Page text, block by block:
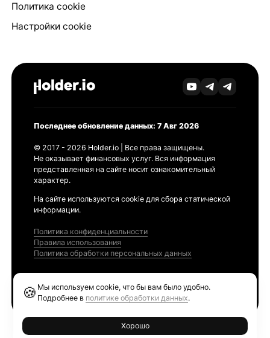
Политика cookie
Настройки cookie
Последнее обновление данных: 7 Авг 2026
© 2017 - 2026 Holder.io | Все права защищены.
Не оказывает финансовых услуг. Вся информация
представленная на сайте носит ознакомительный
характер.
На сайте используются cookie для сбора статической
информации.
Политика конфиденциальности
Правила использования
Политика обработки персональных данных
🍪 Мы используем cookie, что бы вам было удобно.
Подробнее в политике обработки данных.
Хорошо
Ethereum GAS Tracker